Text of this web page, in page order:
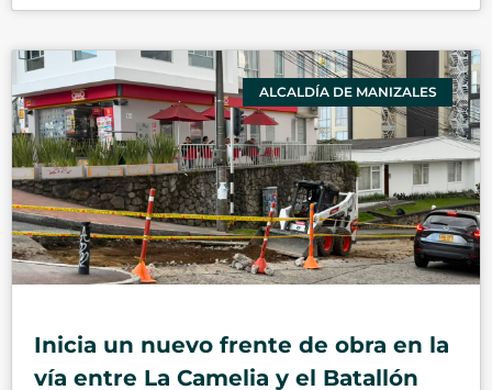
ALCALDÍA DE MANIZALES
Inicia un nuevo frente de obra en la
vía entre La Camelia y el Batallón